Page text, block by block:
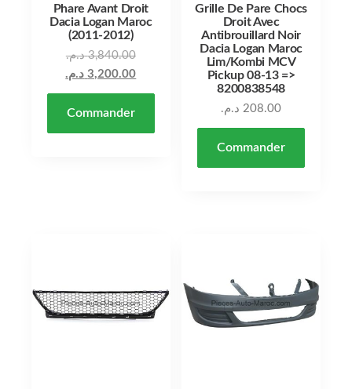
Phare Avant Droit
Dacia Logan Maroc
(2011-2012)
3,840.00 د.م.
Le prix initial était : 3,840.00 د.م..
3,200.00 د.م.
Commander
Grille De Pare Chocs
Droit Avec
Antibrouillard Noir
Dacia Logan Maroc
Lim/Kombi MCV
Pickup 08-13 =>
8200838548
208.00 د.م.
Commander